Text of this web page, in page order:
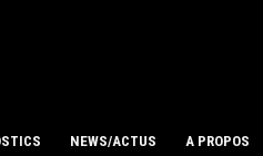
NEWS/ACTUS A PROPOS